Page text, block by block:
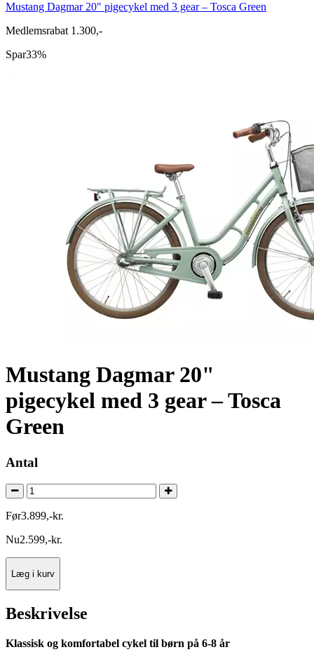
Mustang Dagmar 20" pigecykel med 3 gear – Tosca Green
Medlemsrabat 1.300,-
Spar33%
Mustang Dagmar 20"
pigecykel med 3 gear – Tosca
Green
Antal
Før3.899,-kr.
Nu2.599,-kr.
Læg i kurv
Beskrivelse
Klassisk og komfortabel cykel til børn på 6-8 år